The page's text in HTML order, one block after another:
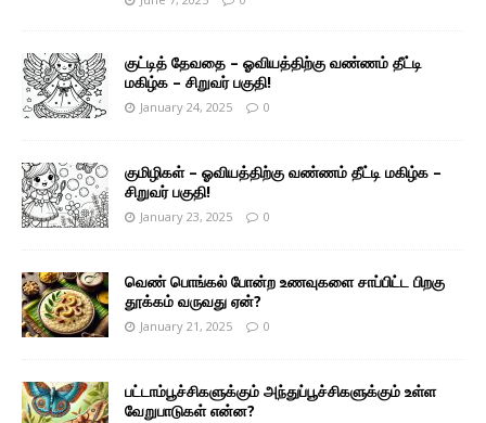
குட்டித் தேவதை – ஓவியத்திற்கு வண்ணம் தீட்டி
மகிழ்க – சிறுவர் பகுதி!
January 24, 2025 0
குமிழிகள் – ஓவியத்திற்கு வண்ணம் தீட்டி மகிழ்க –
சிறுவர் பகுதி!
January 23, 2025 0
வெண் பொங்கல் போன்ற உணவுகளை சாப்பிட்ட பிறகு
தூக்கம் வருவது ஏன்?
January 21, 2025 0
பட்டாம்பூச்சிகளுக்கும் அந்துப்பூச்சிகளுக்கும் உள்ள
வேறுபாடுகள் என்ன?